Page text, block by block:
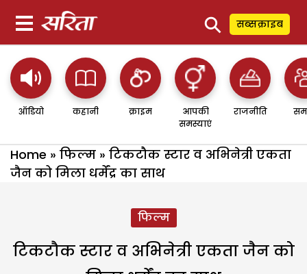
⚲ सब्सक्राइब
ऑडियो कहानी क्राइम
आपकी
समस्याएं
राजनीति
Home » फिल्म » टिकटौक स्टार व अभिनेत्री एकता
जैन को मिला धर्मेंद्र का साथ
फिल्म
टिकटौक स्टार व अभिनेत्री एकता जैन को